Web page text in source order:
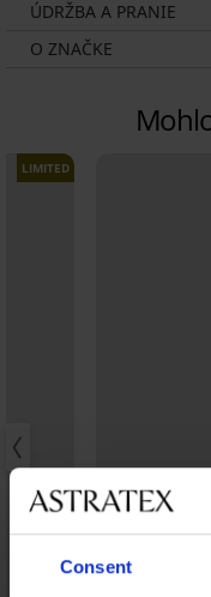
Consent
ÚDRŽBA A PRANIE
O ZNAČKE
LIMITED